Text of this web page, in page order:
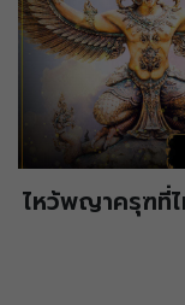
ไหว้พญาครุฑที่